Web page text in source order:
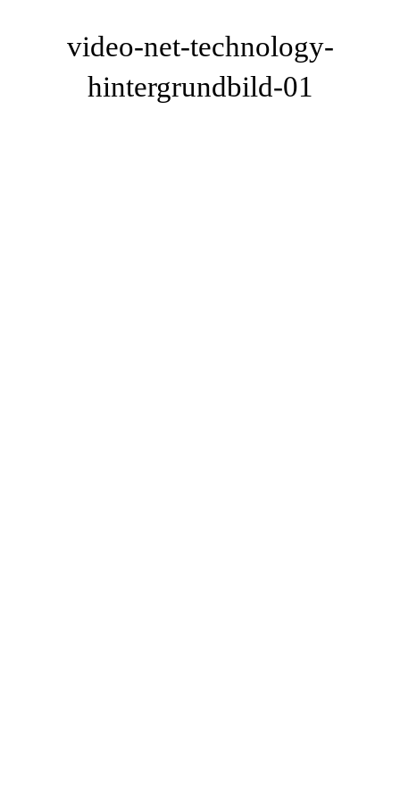
video-net-technology-
hintergrundbild-01